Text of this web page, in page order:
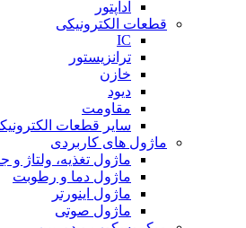
آداپتور
قطعات الکترونیکی
IC
ترانزیستور
خازن
دیود
مقاومت
سایر قطعات
ماژول های کاربردی
ماژول تغذیه، ولتاژ و
ماژول دما و رطوبت
ماژول اینورتر
ماژول صوتی